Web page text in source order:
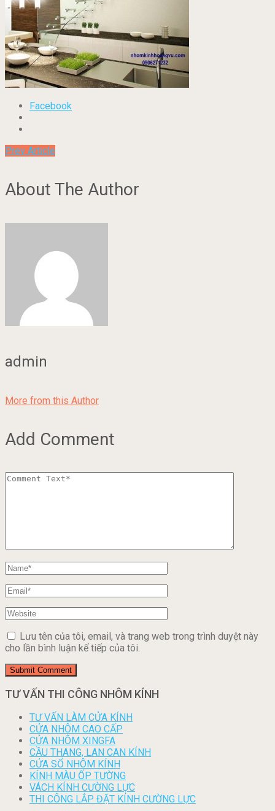
Facebook
Prev Article
About The Author
admin
More from this Author
Add Comment
Lưu tên của tôi, email, và trang web trong trình duyệt này
cho lần bình luận kế tiếp của tôi.
TƯ VẤN THI CÔNG NHÔM KÍNH
TƯ VẤN LÀM CỬA KÍNH
CỬA NHÔM CAO CẤP
CỬA NHÔM XINGFA
CẦU THANG, LAN CAN KÍNH
CỬA SỔ NHÔM KÍNH
KÍNH MÀU ỐP TƯỜNG
VÁCH KÍNH CƯỜNG LỰC
THI CÔNG LẮP ĐẶT KÍNH CƯỜNG LỰC